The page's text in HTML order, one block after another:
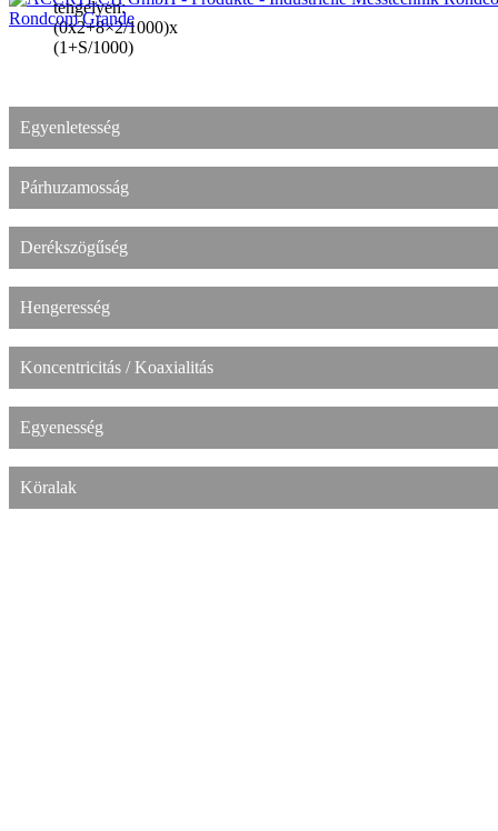
tengelyen:
(0x2+8×2/1000)x
(1+S/1000)
Rondcom Grande
Egyenletesség
Párhuzamosság
Derékszögűség
Hengeresség
Koncentricitás / Koaxialitás
Egyenesség
Köralak